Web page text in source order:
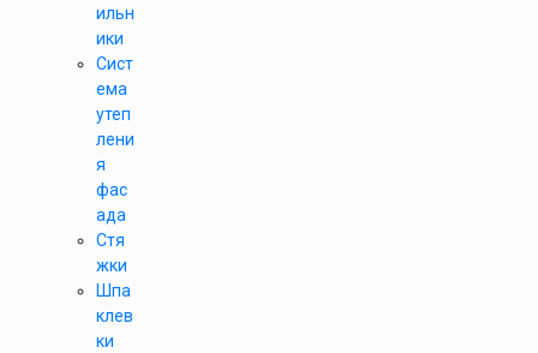
ильн
ики
Сист
ема
утеп
лени
я
фас
ада
Стя
жки
Шпа
клев
ки